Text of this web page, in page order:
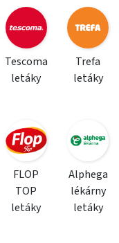
Tescoma
letáky
Trefa
letáky
FLOP
TOP
letáky
Alphega
lékárny
letáky